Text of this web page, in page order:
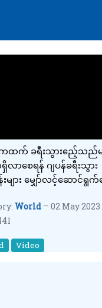
ထက် ခရီးသွားဧည့်သည်မျ
လာစေရန် ဂျပန်ခရီးသွား
များ မျှော်လင့်ဆောင်ရွက်
World
02 May 2023
Video